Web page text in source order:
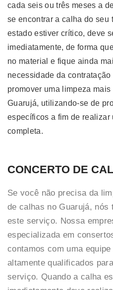
cada seis ou três meses a
se encontrar a calha do seu
estado estiver crítico, deve
imediatamente, de forma
no material e fique ainda
necessidade da
promover uma limpeza
Guarujá, utilizando-se de
específicos a fim de realizar
completa.
CONCERTO DE
Se você não precisa da
de calhas no Guarujá, nós
este serviço. Nossa
especializada em
contamos com uma
altamente qualificados
serviço. Quando a calha